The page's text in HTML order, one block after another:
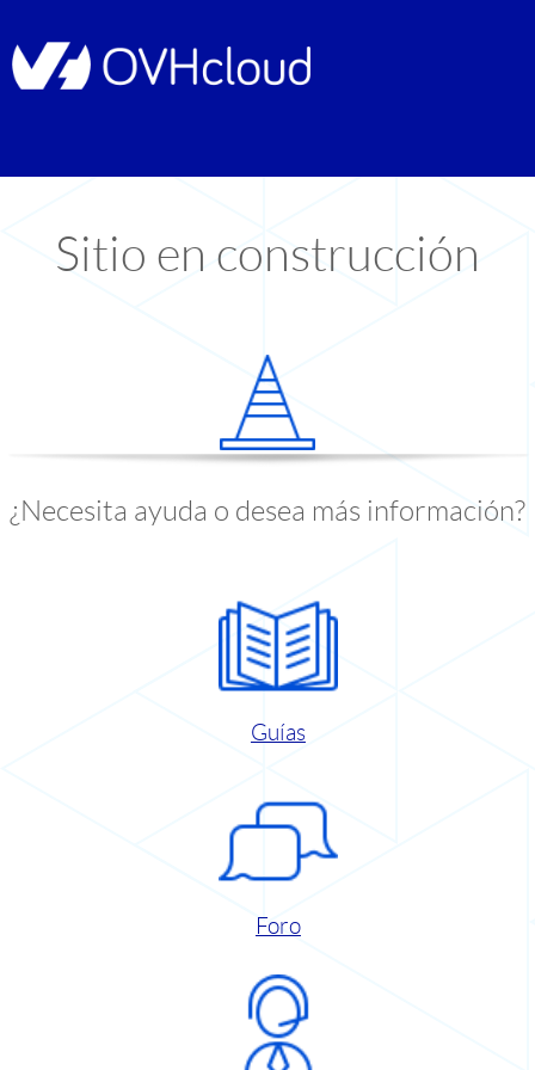
Sitio en construcción
¿Necesita ayuda o desea más información?
Guías
Foro